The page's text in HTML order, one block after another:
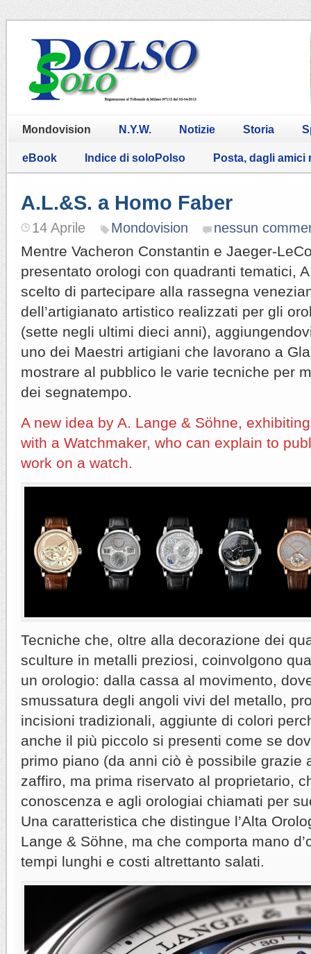
Mondovision N.Y.W. Notizie Storia
eBook Indice di soloPolso Posta, dagli amici
A.L.&S. a Homo Faber
14 Aprile Mondovision nessun
Mentre Vacheron Constantin e Jaeger-
presentato orologi con quadranti tematici,
scelto di partecipare alla rassegna
dell’artigianato artistico realizzati per gli
(sette negli ultimi dieci anni),
uno dei Maestri artigiani che lavorano a
mostrare al pubblico le varie tecniche per
dei segnatempo.
A new idea by A. Lange & Söhne,
with a Watchmaker, who can explain to
work on a watch.
Tecniche che, oltre alla decorazione dei
sculture in metalli preziosi, coinvolgono
un orologio: dalla cassa al movimento,
smussatura degli angoli vivi del metallo,
incisioni tradizionali, aggiunte di colori
anche il più piccolo si presenti come se
primo piano (da anni ciò è possibile grazie
zaffiro, ma prima riservato al proprietario,
conoscenza e agli orologiai chiamati per
Una caratteristica che distingue l’Alta
Lange & Söhne, ma che comporta mano
tempi lunghi e costi altrettanto salati.